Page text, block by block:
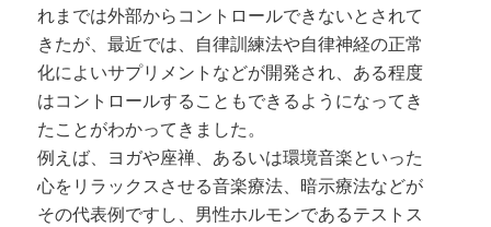
れまでは外部からコントロールできないとされて
きたが、最近では、自律訓練法や自律神経の正常
化によいサプリメントなどが開発され、ある程度
はコントロールすることもできるようになってき
たことがわかってきました。
例えば、ヨガや座禅、あるいは環境音楽といった
心をリラックスさせる音楽療法、暗示療法などが
その代表例ですし、男性ホルモンであるテストス